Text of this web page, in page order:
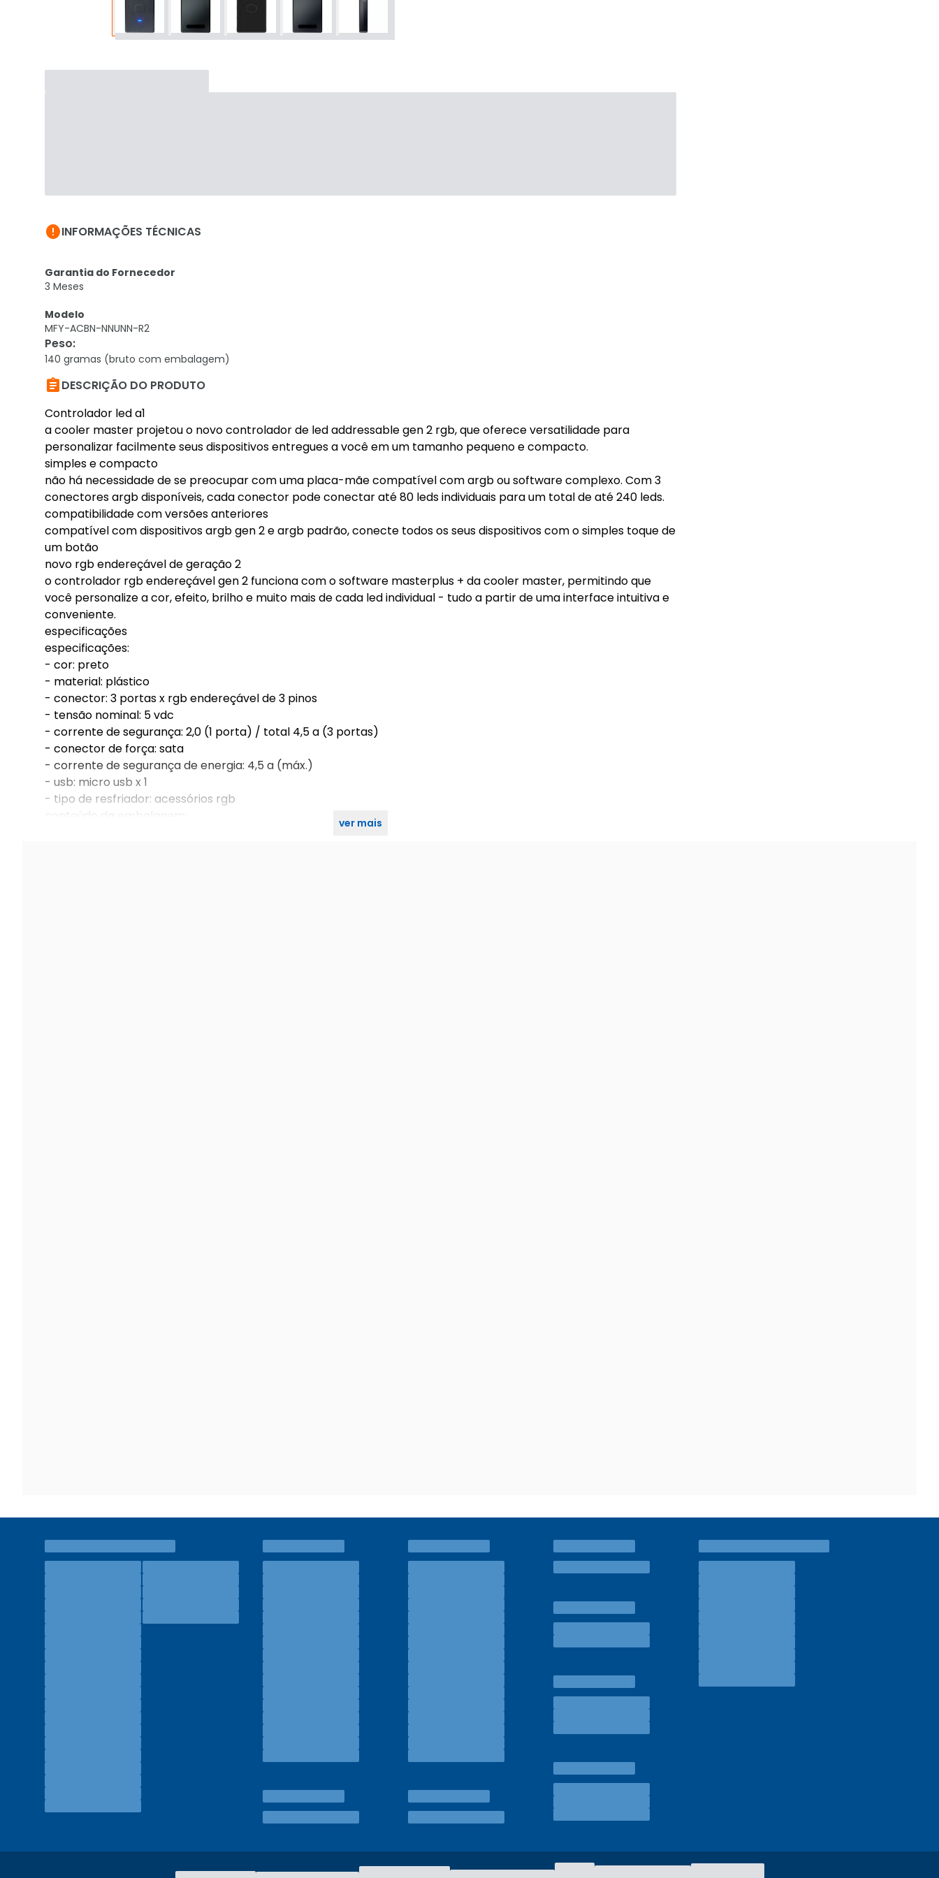
INFORMAÇÕES TÉCNICAS
Garantia do Fornecedor
3 Meses
Modelo
MFY-ACBN-NNUNN-R2
Peso:
140 gramas (bruto com embalagem)
DESCRIÇÃO DO PRODUTO
Controlador led a1
a cooler master projetou o novo controlador de led addressable gen 2 rgb, que oferece versatilidade para
personalizar facilmente seus dispositivos entregues a você em um tamanho pequeno e compacto.
simples e compacto
não há necessidade de se preocupar com uma placa-mãe compatível com argb ou software complexo. Com 3
conectores argb disponíveis, cada conector pode conectar até 80 leds individuais para um total de até 240 leds.
compatibilidade com versões anteriores
compatível com dispositivos argb gen 2 e argb padrão, conecte todos os seus dispositivos com o simples toque de
um botão
novo rgb endereçável de geração 2
o controlador rgb endereçável gen 2 funciona com o software masterplus + da cooler master, permitindo que
você personalize a cor, efeito, brilho e muito mais de cada led individual - tudo a partir de uma interface intuitiva e
conveniente.
especificações
especificações:
- cor: preto
- material: plástico
- conector: 3 portas x rgb endereçável de 3 pinos
- tensão nominal: 5 vdc
- corrente de segurança: 2,0 (1 porta) / total 4,5 a (3 portas)
- conector de força: sata
- corrente de segurança de energia: 4,5 a (máx.)
- usb: micro usb x 1
- tipo de resfriador: acessórios rgb
conteúdo da embalagem:
ver mais